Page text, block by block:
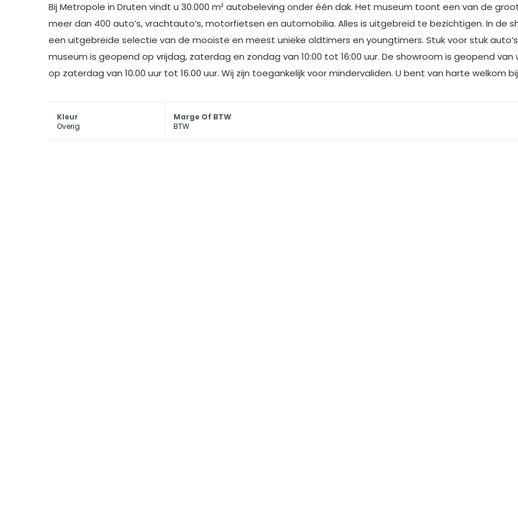
Bij Metropole in Druten vindt u 30.000 m² autobeleving onder één dak. Het museum toont een van de
meer dan 400 auto’s, vrachtauto’s, motorfietsen en automobilia. Alles is uitgebreid te bezichtigen. In de
een uitgebreide selectie van de mooiste en meest unieke oldtimers en youngtimers. Stuk voor stuk
museum is geopend op vrijdag, zaterdag en zondag van 10:00 tot 16:00 uur. De showroom is geopend
op zaterdag van 10.00 uur tot 16.00 uur. Wij zijn toegankelijk voor mindervaliden. U bent van harte welkom
Kleur
Overig
Marge Of BTW
BTW